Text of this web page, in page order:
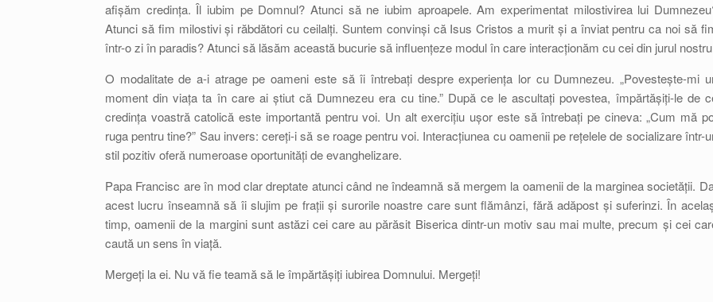
afișăm credința. Îl iubim pe Domnul? Atunci să ne iubim aproapele. Am experimentat milostivirea lui
Atunci să fim milostivi și răbdători cu ceilalți. Suntem convinși că Isus Cristos a murit și a înviat pentru ca noi să
într-o zi în paradis? Atunci să lăsăm această bucurie să influențeze modul în care interacționăm cu cei din jurul
O modalitate de a-i atrage pe oameni este să îi întrebați despre experiența lor cu Dumnezeu. „Povestește-mi
moment din viața ta în care ai știut că Dumnezeu era cu tine.” După ce le ascultați povestea, împărtășiți-le de
credința voastră catolică este importantă pentru voi. Un alt exercițiu ușor este să întrebați pe cineva: „Cum mă
ruga pentru tine?” Sau invers: cereți-i să se roage pentru voi. Interacțiunea cu oamenii pe rețelele de socializare într-
stil pozitiv oferă numeroase oportunități de evanghelizare.
Papa Francisc are în mod clar dreptate atunci când ne îndeamnă să mergem la oamenii de la marginea societății.
acest lucru înseamnă să îi slujim pe frații și surorile noastre care sunt flămânzi, fără adăpost și suferinzi. În
timp, oamenii de la margini sunt astăzi cei care au părăsit Biserica dintr-un motiv sau mai multe, precum și cei
caută un sens în viață.
Mergeți la ei. Nu vă fie teamă să le împărtășiți iubirea Domnului. Mergeți!